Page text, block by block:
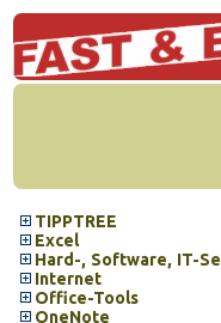
TIPPTREE
Excel
Hard-, Software, IT-
Internet
Office-Tools
OneNote